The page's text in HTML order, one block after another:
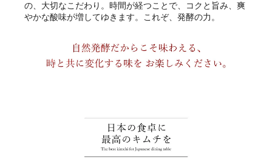
の、大切なこだわり。時間が経つことで、コクと旨み、爽
やかな酸味が増してゆきます。これぞ、発酵の力。